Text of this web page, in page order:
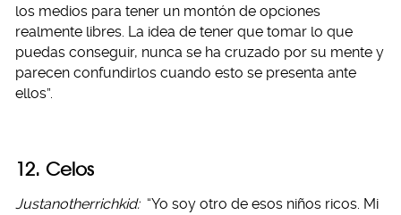
los medios para tener un montón de opciones
realmente libres. La idea de tener que tomar lo que
puedas conseguir, nunca se ha cruzado por su mente y
parecen confundirlos cuando esto se presenta ante
ellos”.
12. Celos
Justanotherrichkid: “Yo soy otro de esos niños ricos. Mi